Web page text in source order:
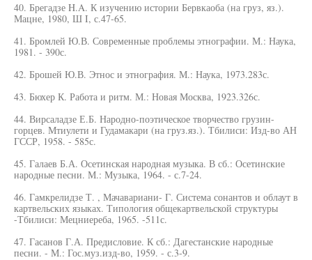
40. Брегадзе H.A. К изучению истории Бервкаоба (на груз, яз.).
Мацне, 1980, Ш I, с.47-65.
41. Бромлей Ю.В. Современные проблемы этнографии. М.: Наука,
1981. - 390с.
42. Брошей Ю.В. Этнос и этнография. М.: Наука, 1973.283с.
43. Бюхер К. Работа и ритм. М.: Новая Москва, 1923.326с.
44. Вирсаладзе Е.Б. Народно-поэтическое творчество грузин-
горцев. Мтиулети и Гудамакари (на груз.яз.). Тбилиси: Изд-во АН
ГССР, 1958. - 585с.
45. Галаев Б.А. Осетинская народная музыка. В сб.: Осетинские
народные песни. М.: Музыка, 1964. - с.7-24.
46. Гамкрелидзе Т. , Мачавариани- Г. Система сонантов и облаут в
картвельских языках. Типология общекартвельской структуры
-Тбилиси: Мецниереба, 1965. -511с.
47. Гасанов Г.А. Предисловие. К сб.: Дагестанские народные
песни. - М.: Гос.муз.изд-во, 1959. - с.3-9.